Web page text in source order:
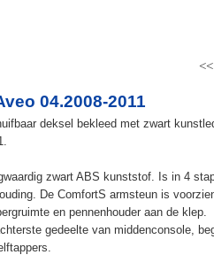
04.2008-2011
deksel bekleed met zwart
zwart ABS kunststof. Is in 4
De ComfortS armsteun is
en pennenhouder aan de klep.
gedeelte van middenconsole,